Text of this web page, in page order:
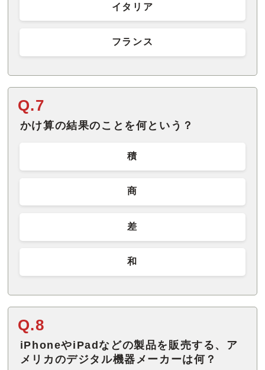
イタリア
フランス
Q.7
かけ算の結果のことを何という？
積
商
差
和
Q.8
iPhoneやiPadなどの製品を販売する、ア
メリカのデジタル機器メーカーは何？